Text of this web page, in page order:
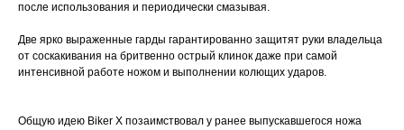
после использования и периодически смазывая.
Две ярко выраженные гарды гарантированно защитят руки владельца
от соскакивания на бритвенно острый клинок даже при самой
интенсивной работе ножом и выполнении колющих ударов.
Общую идею Biker X позаимствовал у ранее выпускавшегося ножа